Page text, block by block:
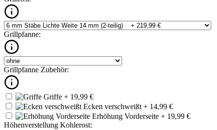
Grillpfanne:
Grillpfanne Zubehör:
Griffe + 19,99 €
Ecken verschweißt + 14,99 €
Erhöhung Vorderseite + 19,99 €
Höhenverstellung Kohlerost: